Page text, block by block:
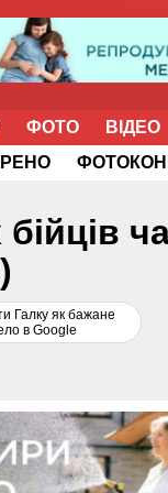
ФОТО ВІДЕО
Галку як бажане
в Google